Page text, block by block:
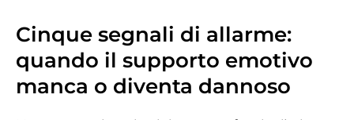
Cinque segnali di allarme:
quando il supporto emotivo
manca o diventa dannoso